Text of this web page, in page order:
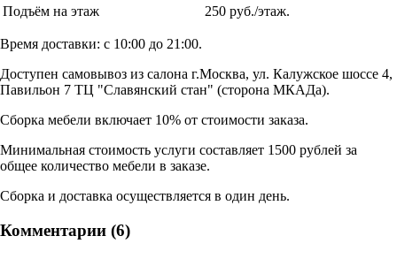
Подъём на этаж
250 руб./этаж.
Время доставки: с 10:00 до 21:00.
Доступен самовывоз из салона г.Москва, ул. Калужское шоссе 4,
Павильон 7 ТЦ "Славянский стан" (сторона МКАДа).
Сборка мебели включает 10% от стоимости заказа.
Минимальная стоимость услуги составляет 1500 рублей за
общее количество мебели в заказе.
Сборка и доставка осуществляется в один день.
Комментарии (6)